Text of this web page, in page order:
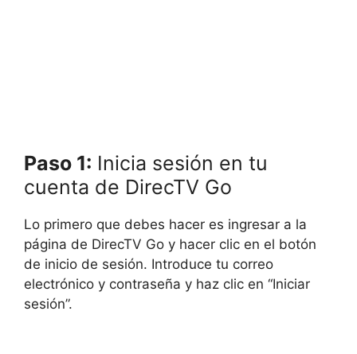
Paso 1: Inicia sesión en tu
cuenta de DirecTV Go
Lo primero que debes hacer es ingresar a la
página de DirecTV Go y hacer clic en el botón
de inicio de sesión. Introduce tu correo
electrónico y contraseña y haz clic en “Iniciar
sesión”.